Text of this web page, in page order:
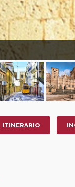
ITINERARIO